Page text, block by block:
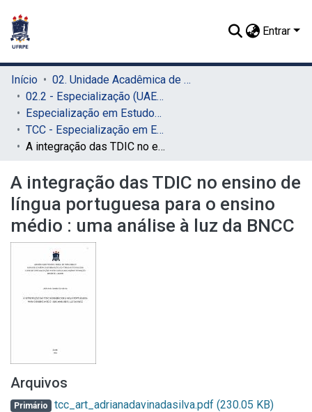
Entrar
Início
02. Unidade Acadêmica de Educação a Distância e Tecnologia (UAEADTec)
02.2 - Especialização (UAEADTec)
Especialização em Estudos da Linguagem e Formação Docente (UAEADTec)
TCC - Especialização em Estudos da Linguagem e Formação Docente (UAEADTec)
A integração das TDIC no ensino de língua portuguesa para o ensino médio : uma análise à luz da BNCC
A integração das TDIC no ensino de
língua portuguesa para o ensino
médio : uma análise à luz da BNCC
Arquivos
Primário tcc_art_adrianadavinadasilva.pdf (230.05 KB)